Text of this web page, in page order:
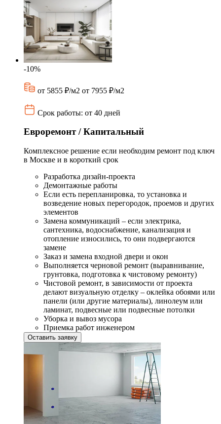
-10%
от 5855 ₽/м2 от 7955 ₽/м2
Срок работы: от 40 дней
Евроремонт / Капитальный
Комплексное решение если необходим ремонт под ключ
в Москве и в короткий срок
Разработка дизайн-проекта
Демонтажные работы
Если есть перепланировка, то установка и
возведение новых перегородок, проемов и других
элементов
Замена коммуникаций – если электрика,
сантехника, водоснабжение, канализация и
отопление износились, то они подвергаются
замене
Заказ и замена входной двери и окон
Выполняется черновой ремонт (выравнивание,
грунтовка, подготовка к чистовому ремонту)
Чистовой ремонт, в зависимости от проекта
делают визуальную отделку – оклейка обоями или
панели (или другие материалы), линолеум или
ламинат, подвесные или подвесные потолки
Уборка и вывоз мусора
Приемка работ инженером
Оставить заявку